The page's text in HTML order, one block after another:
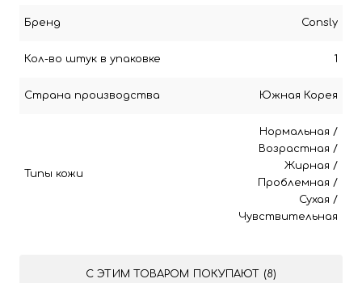
Бренд Consly
Кол-во штук в упаковке 1
Страна производства Южная Корея
Типы кожи
Нормальная /
Возрастная /
Жирная /
Проблемная /
Сухая /
Чувствительная
С ЭТИМ ТОВАРОМ ПОКУПАЮТ (8)